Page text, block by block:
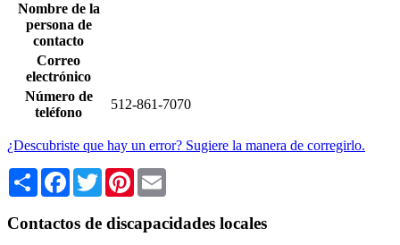
Nombre de la
persona de
contacto
Correo
electrónico
Número de
teléfono
512-861-7070
¿Descubriste que hay un error? Sugiere la manera de corregirlo.
Share Facebook
TwitterPinterest
Contactos de discapacidades locales